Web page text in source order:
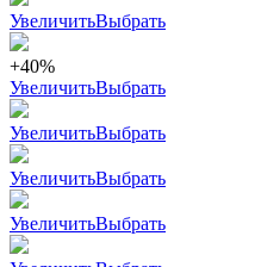
УвеличитьВыбрать
+40%
УвеличитьВыбрать
УвеличитьВыбрать
УвеличитьВыбрать
УвеличитьВыбрать